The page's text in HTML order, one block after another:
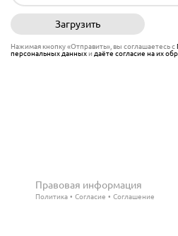
Загрузить
Нажимая кнопку «Отправить», вы соглашаетесь с
персональных данныхи даёте согласие на их
Правовая информация
Политика Согласие Соглашение